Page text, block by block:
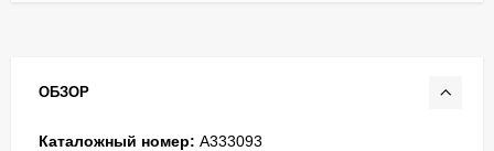
ОБЗОР
Каталожный номер: A333093